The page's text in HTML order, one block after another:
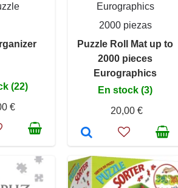
(22)
€
Eurographics
2000 piezas
Puzzle Roll Mat up to
2000 pieces
Eurographics
En stock (3)
20,00 €